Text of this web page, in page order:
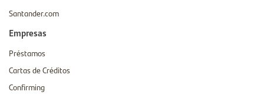
Santander.com
Empresas
Préstamos
Cartas de Créditos
Confirming